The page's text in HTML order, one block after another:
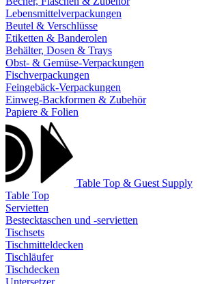
Lebensmittelverpackungen
Beutel & Verschlüsse
Etiketten & Banderolen
Behälter, Dosen & Trays
Obst- & Gemüse-Verpackungen
Fischverpackungen
Feingebäck-Verpackungen
Einweg-Backformen & Zubehör
Papiere & Folien
Table Top & Guest Supply
Table Top
Servietten
Bestecktaschen und -servietten
Tischsets
Tischmitteldecken
Tischläufer
Tischdecken